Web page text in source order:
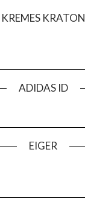
KREMES KRATON
ADIDAS ID
EIGER